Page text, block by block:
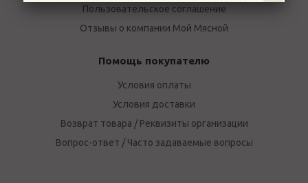
Пользовательское соглашение
Отзывы о компании Мой Мясной
Помощь покупателю
Условия оплаты
Условия доставки
Возврат товара / Реквизиты организации
Вопрос-ответ / Часто задаваемые вопросы